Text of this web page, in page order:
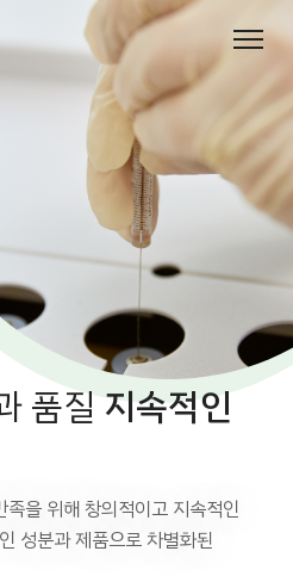
월드켐이
케미스트리를 추구하며,
글로벌 경쟁력을 확보합니다.
생각하는
관
나아가 지구환경까지 생각하는
니즈에 맞는 솔루션을 제공하여
품질 지속적인
을 위해 창의적이고 지속적인
성분과 제품으로 차별화된
월드켐이
케미스트리를 추구하며,
글로벌 경쟁력을 확보합니다.
생각하는
관
나아가 지구환경까지 생각하는
니즈에 맞는 솔루션을 제공하여